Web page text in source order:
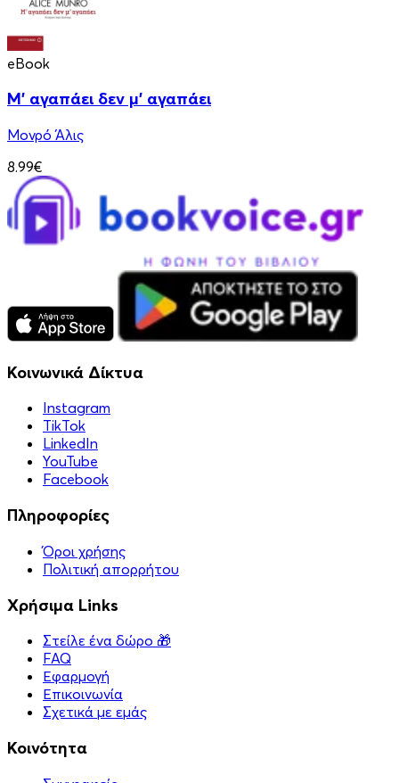
eBook
Μ' αγαπάει δεν μ' αγαπάει
Μονρό Άλις
8.99€
Κοινωνικά Δίκτυα
Instagram
TikTok
LinkedIn
YouTube
Facebook
Πληροφορίες
Όροι χρήσης
Πολιτική απορρήτου
Χρήσιμα Links
Στείλε ένα δώρο 🎁
FAQ
Εφαρμογή
Επικοινωνία
Σχετικά με εμάς
Κοινότητα